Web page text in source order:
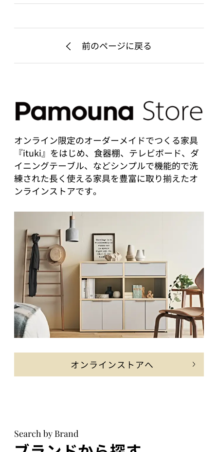
前のページに戻る
オンライン限定のオーダーメイドでつくる家具
『ituki』をはじめ、食器棚、テレビボード、ダ
イニングテーブル、などシンプルで機能的で洗
練された長く使える家具を豊富に取り揃えたオ
ンラインストアです。
オンラインストアへ
Search by Brand